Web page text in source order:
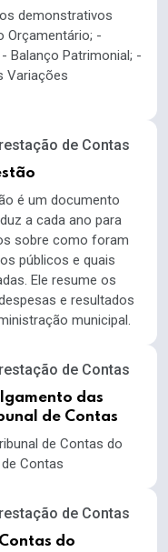
demonstrativos
Orçamentário; -
Balanço Patrimonial; -
Variações
de Contas
é um documento
a cada ano para
sobre como foram
públicos e quais
Ele resume os
e resultados
municipal.
de Contas
das
de Contas
de Contas do
Contas
de Contas
do